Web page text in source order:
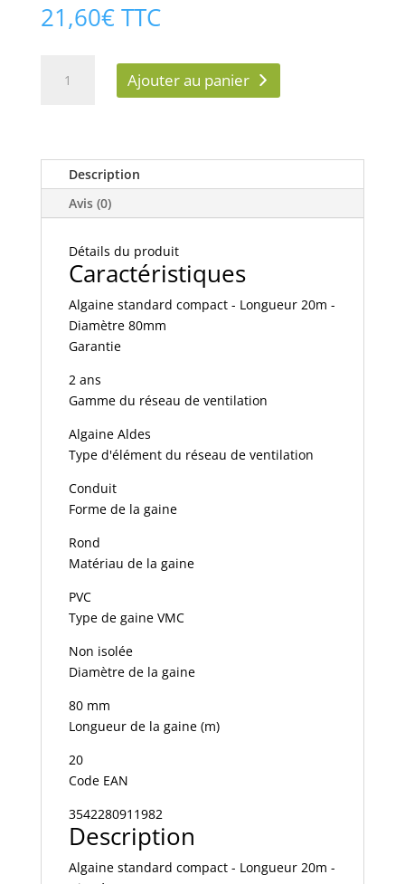
21,60€ TTC
11091198
ALDES
Conduit
souple
Compact
Ajouter au panier
Description
Avis (0)
Détails du produit
Caractéristiques
Algaine standard compact - Longueur 20m -
Diamètre 80mm
Garantie
2 ans
Gamme du réseau de ventilation
Algaine Aldes
Type d'élément du réseau de ventilation
Conduit
Forme de la gaine
Rond
Matériau de la gaine
PVC
Type de gaine VMC
Non isolée
Diamètre de la gaine
80 mm
Longueur de la gaine (m)
20
Code EAN
3542280911982
Description
Algaine standard compact - Longueur 20m -